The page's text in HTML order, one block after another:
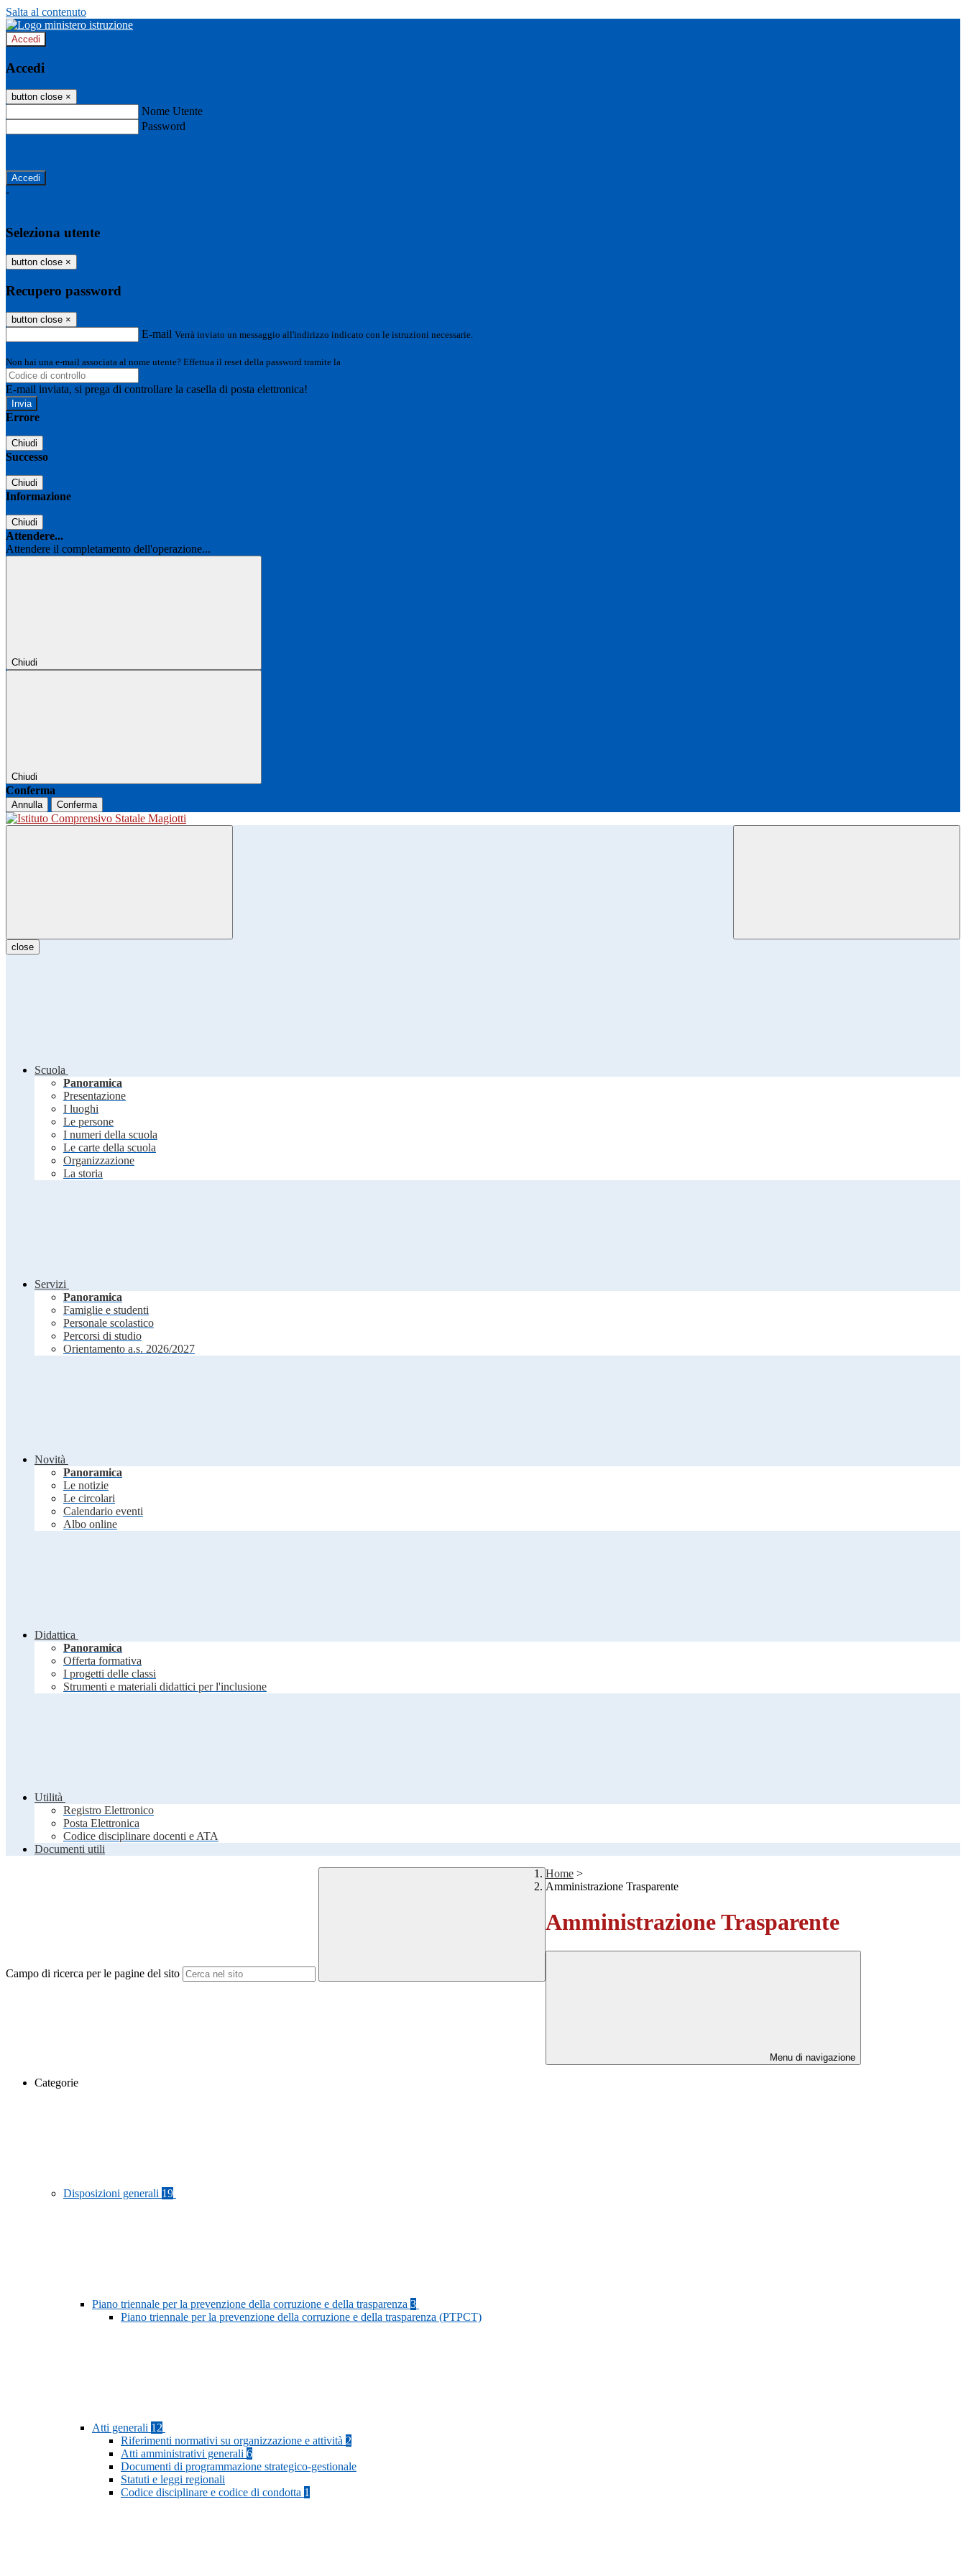
Salta al contenuto
Accedi
Accedi
button close ×
Nome Utente
Password
-
Seleziona utente
button close ×
Recupero password
button close ×
E-mail Verrà inviato un messaggio all'indirizzo indicato con le istruzioni necessarie.
Non hai una e-mail associata al nome utente? Effettua il reset della password tramite la
E-mail inviata, si prega di controllare la casella di posta elettronica!
Errore
Chiudi
Successo
Chiudi
Informazione
Chiudi
Attendere...
Attendere il completamento dell'operazione...
Chiudi
Chiudi
Conferma
Annulla Conferma
close
Scuola
Panoramica
Presentazione
I luoghi
Le persone
I numeri della scuola
Le carte della scuola
Organizzazione
La storia
Servizi
Panoramica
Famiglie e studenti
Personale scolastico
Percorsi di studio
Orientamento a.s. 2026/2027
Novità
Panoramica
Le notizie
Le circolari
Calendario eventi
Albo online
Didattica
Panoramica
Offerta formativa
I progetti delle classi
Strumenti e materiali didattici per l'inclusione
Utilità
Registro Elettronico
Posta Elettronica
Codice disciplinare docenti e ATA
Documenti utili
Campo di ricerca per le pagine del sito
Home >
Amministrazione Trasparente
Amministrazione Trasparente
Menu di navigazione
Categorie
Disposizioni generali 19
Piano triennale per la prevenzione della corruzione e della trasparenza 3
Piano triennale per la prevenzione della corruzione e della trasparenza (PTPCT)
Atti generali 12
Riferimenti normativi su organizzazione e attività 2
Atti amministrativi generali 6
Documenti di programmazione strategico-gestionale
Statuti e leggi regionali
Codice disciplinare e codice di condotta 1